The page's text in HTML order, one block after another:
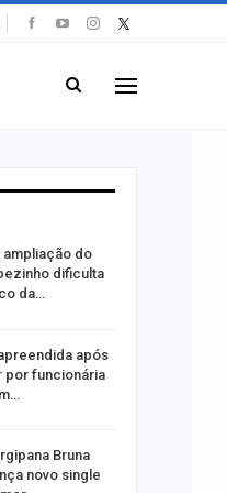
ampliação do
dificulta
da…
após
por funcionária
Bruna
novo single